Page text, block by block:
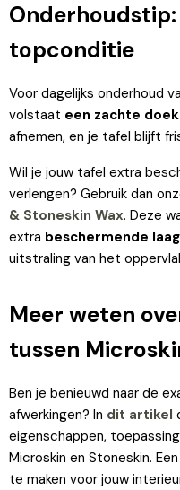
topconditie
Voor dagelijks onderhoud
volstaat een zachte
afnemen, en je tafel blijft
Wil je jouw tafel extra
verlengen? Gebruik dan
& Stoneskin Wax. Deze
extra beschermende laag
uitstraling van het
Meer weten
tussen
Ben je benieuwd naar de
afwerkingen? In dit artikel
eigenschappen,
Microskin en Stoneskin.
te maken voor jouw